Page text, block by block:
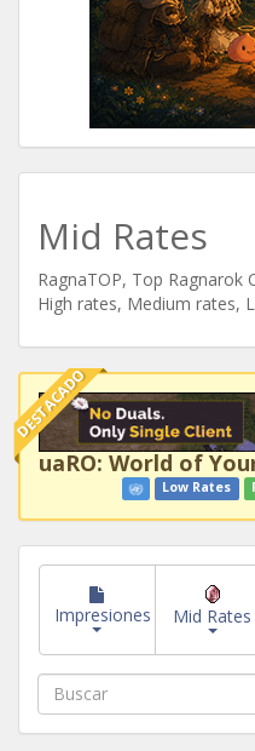
Mid Rates
RagnaTOP, Top Ragnarok
High rates, Medium rates,
DESTACADO
uaRO: World of
Low Rates
Impresiones Mid Rates